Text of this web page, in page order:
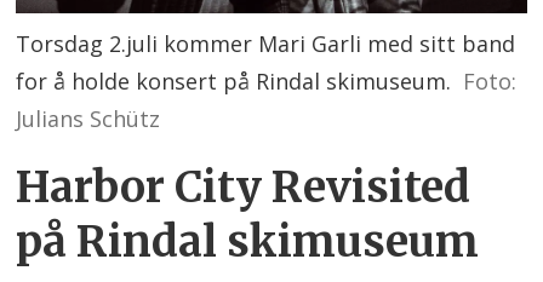
Torsdag 2.juli kommer Mari Garli med sitt band
for å holde konsert på Rindal skimuseum. Foto:
Julians Schütz
Harbor City Revisited
på Rindal skimuseum